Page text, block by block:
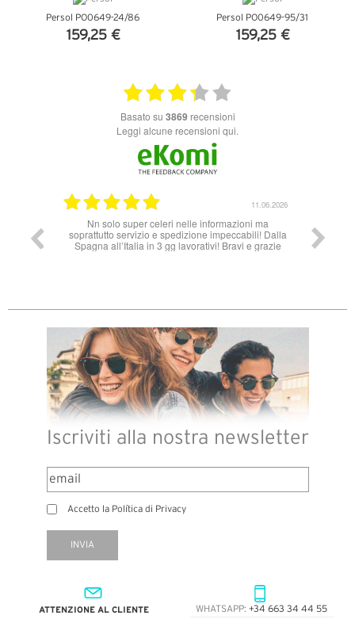
Persol PO0649-24/86
159,25 €
Persol PO0649-95/31
159,25 €
basato su 3869 recensioni
Leggi alcune recensioni qui.
11.06.2026
Nn solo super celeri nelle informazioni ma
soprattutto servizio e spedizione impeccabili! Dalla
Spagna all’Italia in 3 gg lavorativi! Bravi e grazie
Iscriviti alla nostra newsletter
Accetto la Política di Privacy
INVIA
ATTENZIONE AL CLIENTE WHATSAPP: +34 663 34 44 55